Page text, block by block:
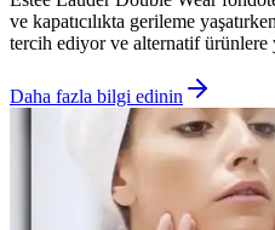
ve kapatıcılıkta gerileme
tercih ediyor ve alternatif ürünlere
Daha fazla bilgi edinin